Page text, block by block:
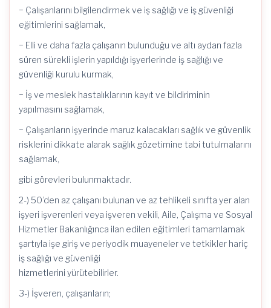
− Çalışanlarını bilgilendirmek ve iş sağlığı ve iş güvenliği
eğitimlerini sağlamak,
− Elli ve daha fazla çalışanın bulunduğu ve altı aydan fazla
süren sürekli işlerin yapıldığı işyerlerinde iş sağlığı ve
güvenliği kurulu kurmak,
− İş ve meslek hastalıklarının kayıt ve bildiriminin
yapılmasını sağlamak,
− Çalışanların işyerinde maruz kalacakları sağlık ve güvenlik
risklerini dikkate alarak sağlık gözetimine tabi tutulmalarını
sağlamak,
gibi görevleri bulunmaktadır.
2-) 50’den az çalışanı bulunan ve az tehlikeli sınıfta yer alan
işyeri işverenleri veya işveren vekili, Aile, Çalışma ve Sosyal
Hizmetler Bakanlığınca ilan edilen eğitimleri tamamlamak
şartıyla işe giriş ve periyodik muayeneler ve tetkikler hariç
iş sağlığı ve güvenliği
hizmetlerini yürütebilirler.
3-) İşveren, çalışanların;